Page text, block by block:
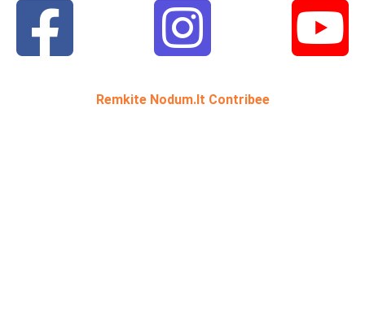
Remkite Nodum.lt Contribee